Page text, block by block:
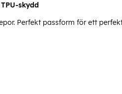
skydd
Perfekt passform för ett